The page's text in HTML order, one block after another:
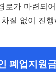
로가 마련되
질 없이 진
폐업지원